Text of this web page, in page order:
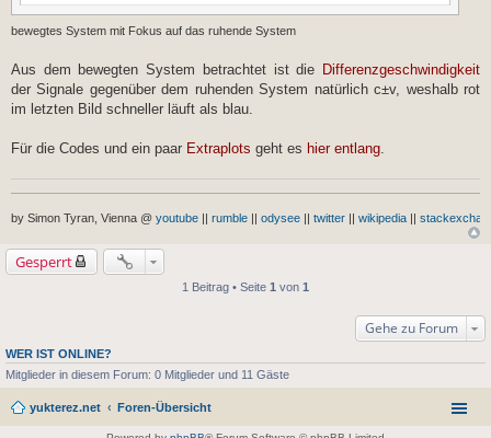
bewegtes System mit Fokus auf das ruhende System
Aus dem bewegten System betrachtet ist die Differenzgeschwindigkeit
der Signale gegenüber dem ruhenden System natürlich c±v, weshalb rot
im letzten Bild schneller läuft als blau.
Für die Codes und ein paar Extraplots geht es hier entlang.
by Simon Tyran, Vienna @ youtube || rumble || odysee || twitter || wikipedia ||
Gesperrt
1 Beitrag • Seite 1 von 1
Gehe zu Forum
WER IST ONLINE?
Mitglieder in diesem Forum: 0 Mitglieder und 11 Gäste
yukterez.net Foren-Übersicht